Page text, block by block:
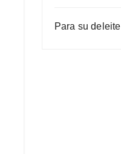
Para su deleite